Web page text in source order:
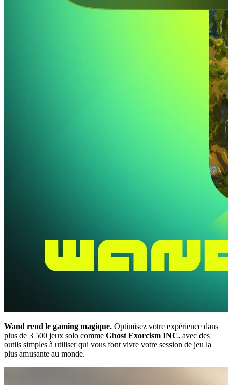
Wand rend le gaming magique. Optimisez votre expérience dans
plus de 3 500 jeux solo comme Ghost Exorcism INC. avec des
outils simples à utiliser qui vous font vivre votre session de jeu la
plus amusante au monde.